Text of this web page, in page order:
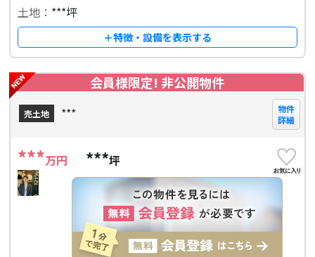
土地： ***坪
＋特徴・設備を表示する
会員様限定! 非公開物件
売土地 ***
物件
詳細
***万円 ***坪